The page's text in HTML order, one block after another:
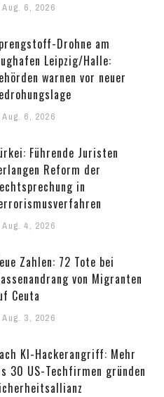
Aug. 6, 2026
Drohne am
Leipzig/Halle:
warnen vor neuer
Aug. 6, 2026
Führende Juristen
Reform der
in
Aug. 4, 2026
Zahlen: 72 Tote bei
von Migranten
Ceuta
Aug. 3, 2026
KI-Hackerangriff: Mehr
30 US-Techfirmen gründen